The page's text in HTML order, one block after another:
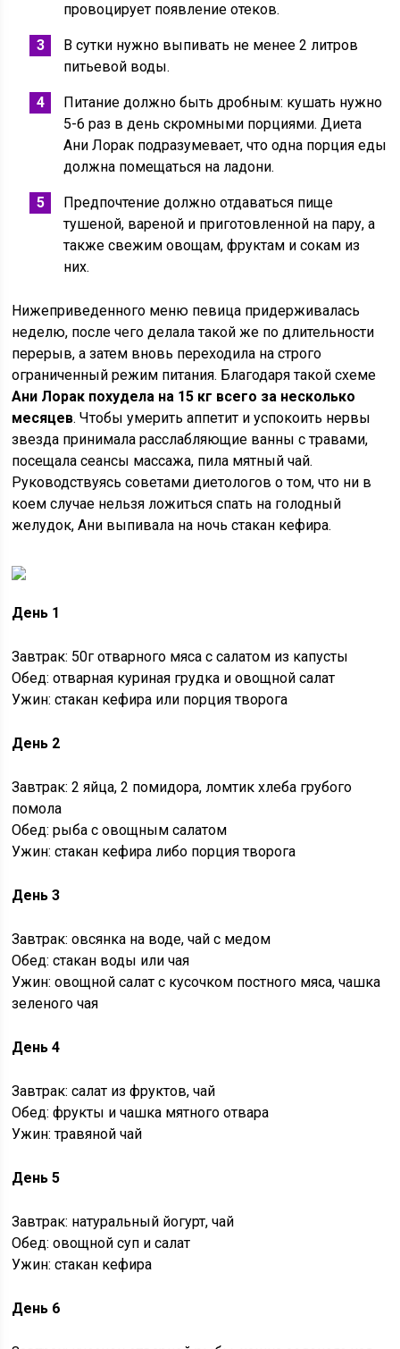
провоцирует появление отеков.
В сутки нужно выпивать не менее 2 литров
питьевой воды.
Питание должно быть дробным: кушать нужно
5-6 раз в день скромными порциями. Диета
Ани Лорак подразумевает, что одна порция еды
должна помещаться на ладони.
Предпочтение должно отдаваться пище
тушеной, вареной и приготовленной на пару, а
также свежим овощам, фруктам и сокам из
них.
Нижеприведенного меню певица придерживалась
неделю, после чего делала такой же по длительности
перерыв, а затем вновь переходила на строго
ограниченный режим питания. Благодаря такой схеме
Ани Лорак похудела на 15 кг всего за несколько
месяцев. Чтобы умерить аппетит и успокоить нервы
звезда принимала расслабляющие ванны с травами,
посещала сеансы массажа, пила мятный чай.
Руководствуясь советами диетологов о том, что ни в
коем случае нельзя ложиться спать на голодный
желудок, Ани выпивала на ночь стакан кефира.
День 1
Завтрак: 50г отварного мяса с салатом из капусты
Обед: отварная куриная грудка и овощной салат
Ужин: стакан кефира или порция творога
День 2
Завтрак: 2 яйца, 2 помидора, ломтик хлеба грубого
помола
Обед: рыба с овощным салатом
Ужин: стакан кефира либо порция творога
День 3
Завтрак: овсянка на воде, чай с медом
Обед: стакан воды или чая
Ужин: овощной салат с кусочком постного мяса, чашка
зеленого чая
День 4
Завтрак: салат из фруктов, чай
Обед: фрукты и чашка мятного отвара
Ужин: травяной чай
День 5
Завтрак: натуральный йогурт, чай
Обед: овощной суп и салат
Ужин: стакан кефира
День 6